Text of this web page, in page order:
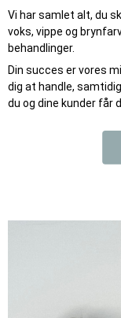
Vi har samlet alt, du
voks, vippe og
behandlinger.
Din succes er vores
dig at handle,
du og dine kunder får